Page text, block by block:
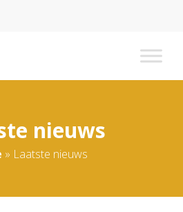
nieuws
» Laatste nieuws